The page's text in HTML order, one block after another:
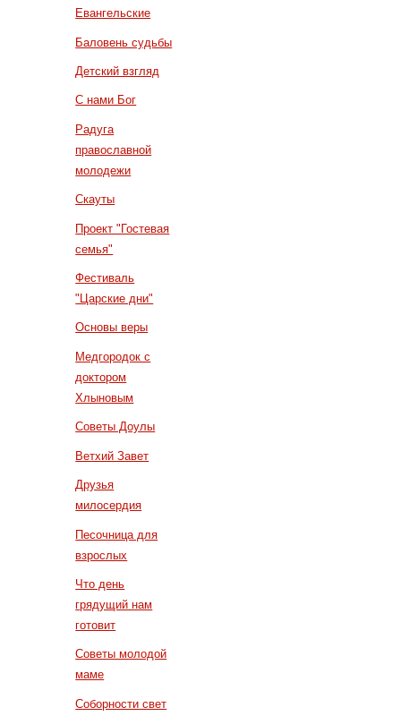
Евангельские
Баловень судьбы
Детский взгляд
С нами Бог
Радуга
православной
молодежи
Скауты
Проект "Гостевая
семья"
Фестиваль
"Царские дни"
Основы веры
Медгородок с
доктором
Хлыновым
Советы Доулы
Ветхий Завет
Друзья
милосердия
Песочница для
взрослых
Что день
грядущий нам
готовит
Советы молодой
маме
Соборности свет